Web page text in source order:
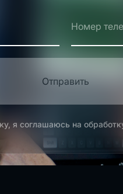
Отправить
я соглашаюсь на